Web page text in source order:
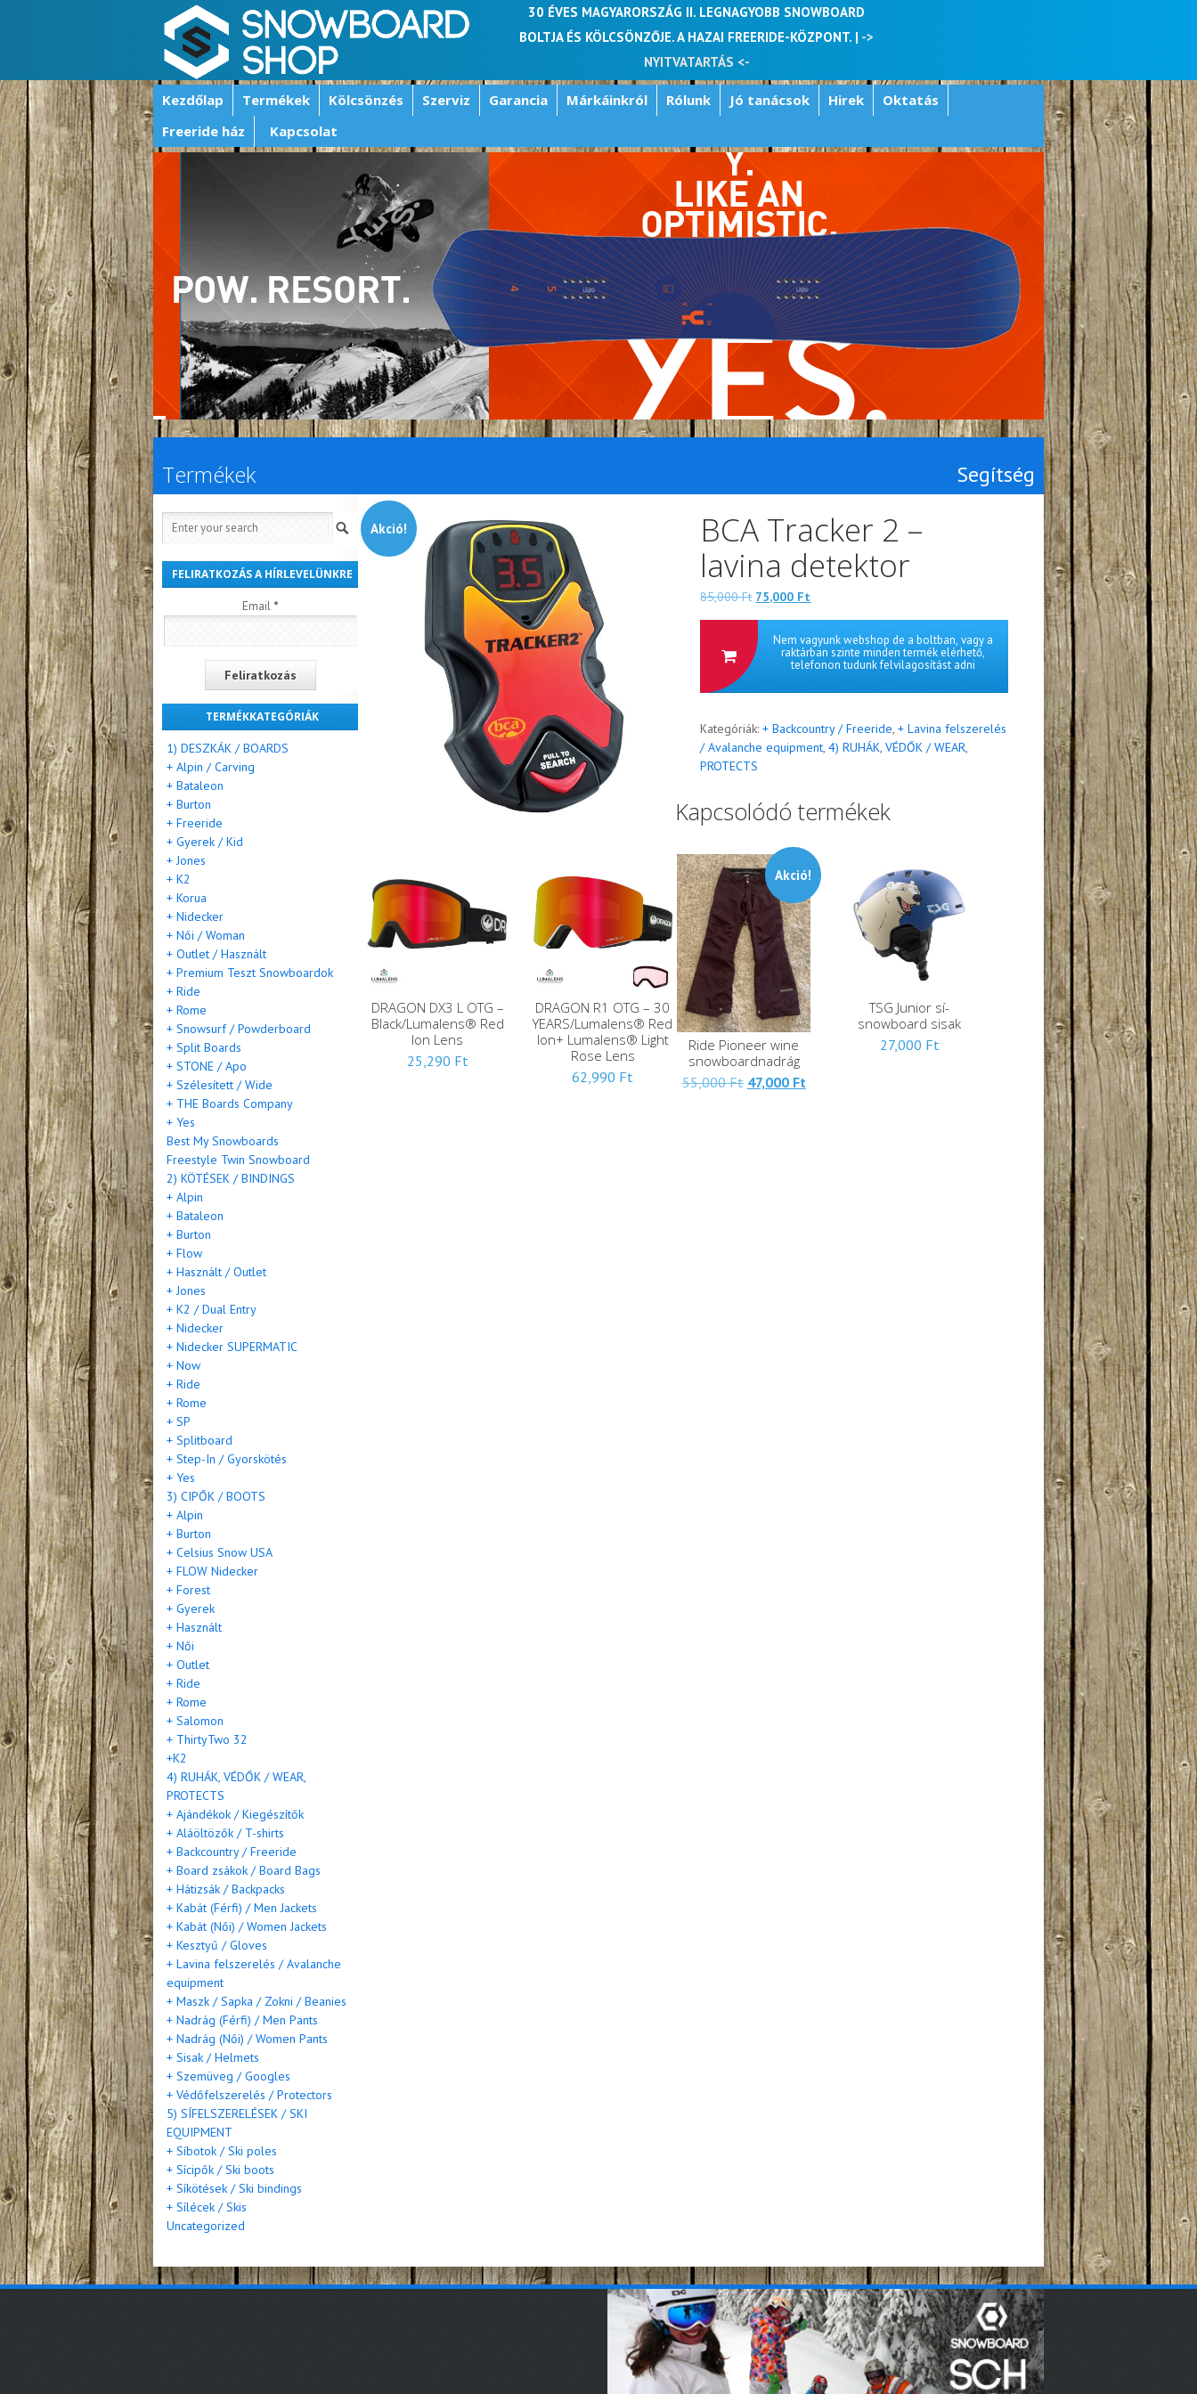
30 ÉVES MAGYARORSZÁG II. LEGNAGYOBB SNOWBOARD
BOLTJA ÉS KÖLCSÖNZŐJE. A HAZAI FREERIDE-KÖZPONT. | ->
NYITVATARTÁS <-
Kezdőlap Termékek Kölcsönzés Szerviz Garancia Márkáinkról Rólunk Jó tanácsok Hirek
Oktatás
Freeride ház
Kapcsolat
Termékek Segítség
Akció!
BCA Tracker 2 –
lavina detektor
85,000Ft Eredeti
85,000 Ft.
75,000 Ft
75,000 Ft.
Nem vagyunk webshop de a boltban, vagy a
raktárban szinte minden termék elérhető,
telefonon tudunk felvilagosítást adni
Kategóriák:+ Backcountry / Freeride,+ Lavina felszerelés
/ Avalanche equipment,4) RUHÁK, VÉDŐK / WEAR,
PROTECTS
Kapcsolódó termékek
DRAGON DX3 L OTG –
Black/Lumalens® Red
Ion Lens
25,290 Ft
DRAGON R1 OTG – 30
YEARS/Lumalens® Red
Ion+ Lumalens® Light
Rose Lens
62,990 Ft
Akció!
Ride Pioneer wine
snowboardnadrág
55,000Ft Eredeti
47,000 FtJelenlegi
TSG Junior sí-
snowboard sisak
27,000 Ft
FELIRATKOZÁS A HÍRLEVELÜNKRE
Email *
TERMÉKKATEGÓRIÁK
1) DESZKÁK / BOARDS
+ Alpin / Carving
+ Bataleon
+ Burton
+ Freeride
+ Gyerek / Kid
+ Jones
+ K2
+ Korua
+ Nidecker
+ Női / Woman
+ Outlet / Használt
+ Premium Teszt Snowboardok
+ Ride
+ Rome
+ Snowsurf / Powderboard
+ Split Boards
+ STONE / Apo
+ Szélesített / Wide
+ THE Boards Company
+ Yes
Best My Snowboards
Freestyle Twin Snowboard
2) KÖTÉSEK / BINDINGS
+ Alpin
+ Bataleon
+ Burton
+ Flow
+ Használt / Outlet
+ Jones
+ K2 / Dual Entry
+ Nidecker
+ Nidecker SUPERMATIC
+ Now
+ Ride
+ Rome
+ SP
+ Splitboard
+ Step-In / Gyorskötés
+ Yes
3) CIPŐK / BOOTS
+ Alpin
+ Burton
+ Celsius Snow USA
+ FLOW Nidecker
+ Forest
+ Gyerek
+ Használt
+ Női
+ Outlet
+ Ride
+ Rome
+ Salomon
+ ThirtyTwo 32
+K2
4) RUHÁK, VÉDŐK / WEAR,
PROTECTS
+ Ajándékok / Kiegészítők
+ Aláöltözők / T-shirts
+ Backcountry / Freeride
+ Board zsákok / Board Bags
+ Hátizsák / Backpacks
+ Kabát (Férfi) / Men Jackets
+ Kabát (Női) / Women Jackets
+ Kesztyű / Gloves
+ Lavina felszerelés / Avalanche
equipment
+ Maszk / Sapka / Zokni / Beanies
+ Nadrág (Férfi) / Men Pants
+ Nadrág (Női) / Women Pants
+ Sisak / Helmets
+ Szemüveg / Googles
+ Védőfelszerelés / Protectors
5) SÍFELSZERELÉSEK / SKI
EQUIPMENT
+ Síbotok / Ski poles
+ Sícipők / Ski boots
+ Síkötések / Ski bindings
+ Sílécek / Skis
Uncategorized